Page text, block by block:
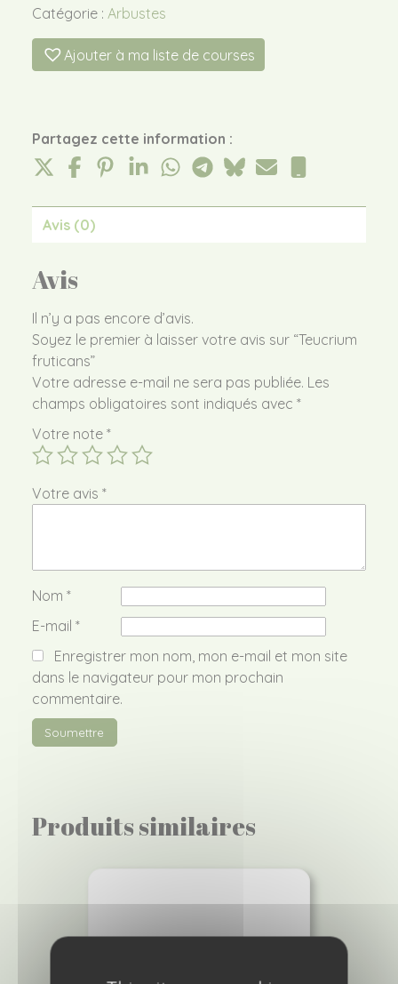
Catégorie : Arbustes
Ajouter à ma liste de courses
Partagez cette information :
Avis (0)
Avis
Il n’y a pas encore d’avis.
Soyez le premier à laisser votre avis sur “Teucrium
fruticans”
Votre adresse e-mail ne sera pas publiée. Les
champs obligatoires sont indiqués avec *
Votre note *
Votre avis *
Nom *
E-mail *
Enregistrer mon nom, mon e-mail et mon site
dans le navigateur pour mon prochain
commentaire.
Produits similaires